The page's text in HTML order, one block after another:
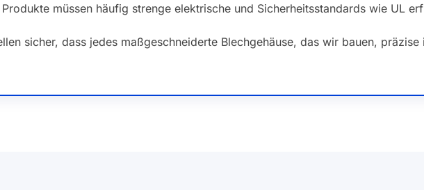
müssen häufig strenge elektrische und Sicherheitsstandards wie UL
sicher, dass jedes maßgeschneiderte Blechgehäuse, das wir bauen,